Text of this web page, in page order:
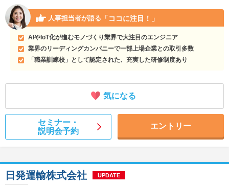
人事担当者が語る 「ココに注目！」
AIやIoT化が進むモノづくり業界で大注目のエンジニア
業界のリーディングカンパニーで一部上場企業との取引多数
「職業訓練校」として認定された、充実した研修制度あり
気になる
セミナー・
説明会予約
エントリー
日発運輸株式会社 UPDATE